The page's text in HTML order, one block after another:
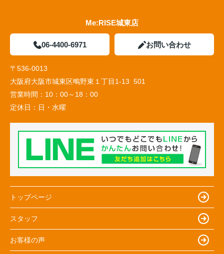
Me:RISE城東店
06-4400-6971 お問い合わせ
〒536-0013
大阪府大阪市城東区鴫野東１丁目1-13 501
営業時間： 10：00～18：00
定休日： 日・水曜
トップページ
スタッフ
お客様の声